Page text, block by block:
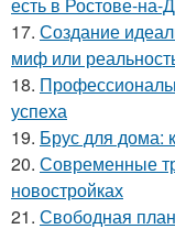
17. Создание
миф или
18.
успеха
19. Брус для дома:
20. Современные
новостройках
21. Свободная